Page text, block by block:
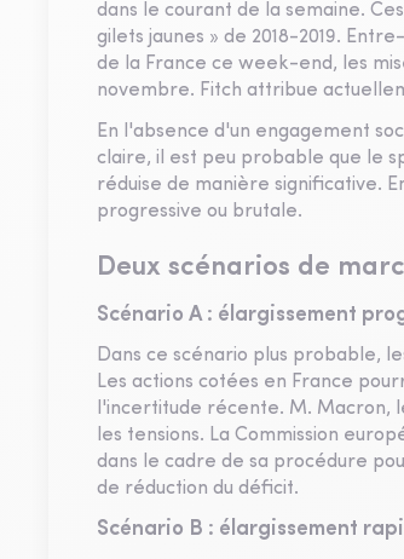
dans le courant de la semaine.
gilets jaunes » de 2018-2019.
de la France ce week-end, les
novembre. Fitch attribue
En l'absence d'un engagement
claire, il est peu probable que le
réduise de manière significative.
progressive ou brutale.
Deux scénarios de
Scénario A : élargissement
Dans ce scénario plus probable,
Les actions cotées en France
l'incertitude récente. M. Macron,
les tensions. La Commission
dans le cadre de sa procédure
de réduction du déficit.
Scénario B : élargissement